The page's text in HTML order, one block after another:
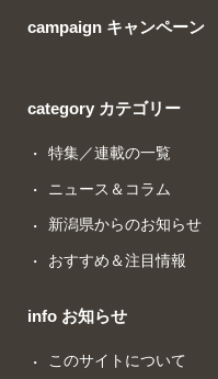
campaign キャンペーン
category カテゴリー
特集／連載の一覧
ニュース＆コラム
新潟県からのお知らせ
おすすめ＆注目情報
info お知らせ
このサイトについて